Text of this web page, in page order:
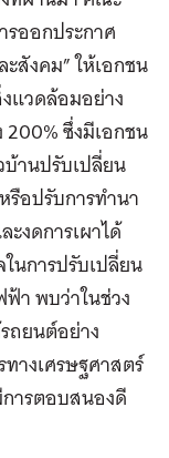
รออกประกาศ
สังคม” ให้เอกชน
แวดล้อมอย่าง
ซึ่งมีเอกชน
านปรับเปลี่ยน
รือปรับการทำนา
งดการเผาได้
นการปรับเปลี่ยน
า พบว่าในช่วง
ถยนต์อย่าง
างเศรษฐศาสตร์
ารตอบสนองดี